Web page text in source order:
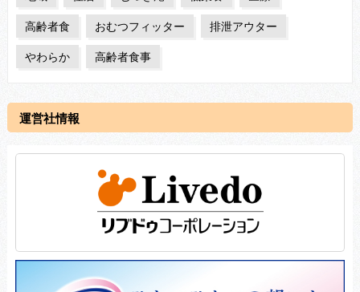
高齢者食 おむつフィッター 排泄アウター
やわらか 高齢者食事
運営社情報